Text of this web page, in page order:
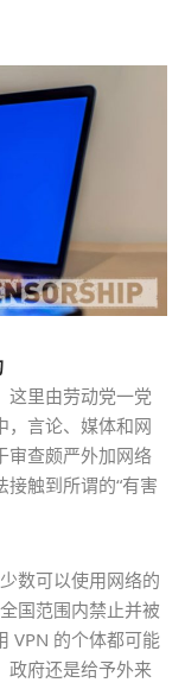
这里由劳动党一党
，言论、媒体和网
审查颇严外加网络
触到所谓的“有害
数可以使用网络的
国范围内禁止并被
VPN 的个体都可能
政府还是给予外来